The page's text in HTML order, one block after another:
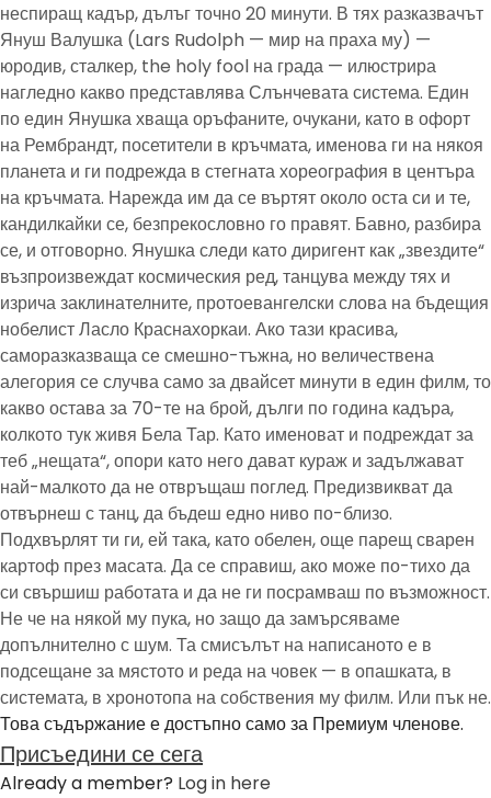
неспиращ кадър, дълъг точно 20 минути. В тях разказвачът
Януш Валушка (Lars Rudolph — мир на праха му) —
юродив, сталкер, the holy fool на града — илюстрира
нагледно какво представлява Слънчевата система. Един
по един Янушка хваща оръфаните, очукани, като в офорт
на Рембрандт, посетители в кръчмата, именова ги на някоя
планета и ги подрежда в стегната хореография в центъра
на кръчмата. Нарежда им да се въртят около оста си и те,
кандилкайки се, безпрекословно го правят. Бавно, разбира
се, и отговорно. Янушка следи като диригент как „звездите“
възпроизвеждат космическия ред, танцува между тях и
изрича заклинателните, протоевангелски слова на бъдещия
нобелист Ласло Краснахоркаи. Ако тази красива,
саморазказваща се смешно-тъжна, но величествена
алегория се случва само за двайсет минути в един филм, то
какво остава за 70-те на брой, дълги по година кадъра,
колкото тук живя Бела Тар. Като именоват и подреждат за
теб „нещата“, опори като него дават кураж и задължават
най-малкото да не отвръщаш поглед. Предизвикват да
отвърнеш с танц, да бъдеш едно ниво по-близо.
Подхвърлят ти ги, ей така, като обелен, още парещ сварен
картоф през масата. Да се справиш, ако може по-тихо да
си свършиш работата и да не ги посрамваш по възможност.
Не че на някой му пука, но защо да замърсяваме
допълнително с шум. Та смисълът на написаното е в
подсещане за мястото и реда на човек — в опашката, в
системата, в хронотопа на собствения му филм. Или пък не.
Това съдържание е достъпно само за Премиум членове.
Присъедини се сега
Already a member? Log in here